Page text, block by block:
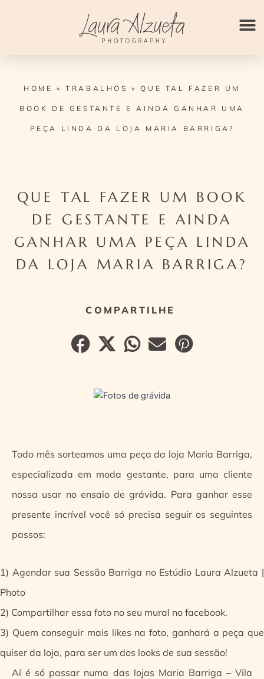
HOME »TRABALHOS »QUE TAL FAZER UM
BOOK DE GESTANTE E AINDA GANHAR UMA
PEÇA LINDA DA LOJA MARIA BARRIGA?
QUE TAL FAZER UM BOOK
DE GESTANTE E AINDA
GANHAR UMA PEÇA LINDA
DA LOJA MARIA BARRIGA?
Todo mês sorteamos uma peça da loja Maria Barriga,
especializada em moda gestante, para uma cliente
nossa usar no ensaio de grávida. Para ganhar esse
presente incrível você só precisa seguir os seguintes
passos:
1) Agendar sua Sessão Barriga no Estúdio Laura Alzueta |
Photo
2) Compartilhar essa foto no seu mural no facebook.
3) Quem conseguir mais likes na foto, ganhará a peça que
quiser da loja, para ser um dos looks de sua sessão!
Aí é só passar numa das lojas Maria Barriga – Vila